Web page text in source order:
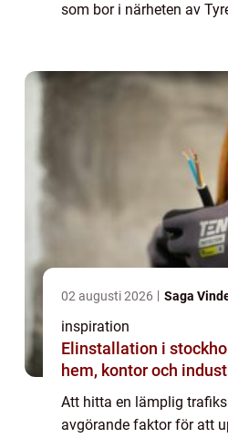
som bor i närheten av
02 augusti 2026 Saga
inspiration
Elinstallation i stockholm
hem, kontor och
Att hitta en lämplig
avgörande faktor för att